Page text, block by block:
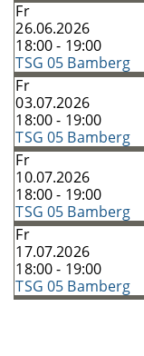
Fr
26.06.2026
18:00 - 19:00
TSG 05 Bamberg
Fr
03.07.2026
18:00 - 19:00
TSG 05 Bamberg
Fr
10.07.2026
18:00 - 19:00
TSG 05 Bamberg
Fr
17.07.2026
18:00 - 19:00
TSG 05 Bamberg